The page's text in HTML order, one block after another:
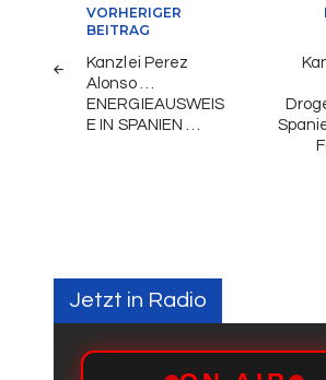
Beitragsnavigation
VORHERIGER
BEITRAG
Kanzlei Perez
Alonso …
ENERGIEAUSWEIS
E IN SPANIEN …
Jetzt in Radio